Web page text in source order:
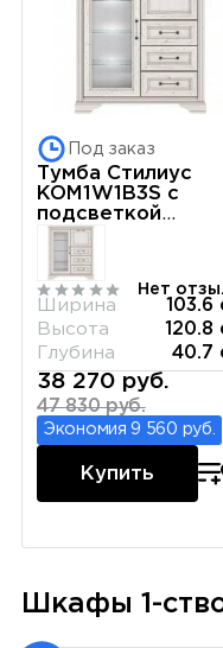
Под заказ
Тумба Стилиус
KOM1W1B3S с
подсветкой
(Лиственница
сибирская)
Ширина
103.6
Высота
120.8
Глубина
40.7
38 270 руб.
47 830 руб.
Экономия 9 560 руб.
Купить
Шкафы 1-